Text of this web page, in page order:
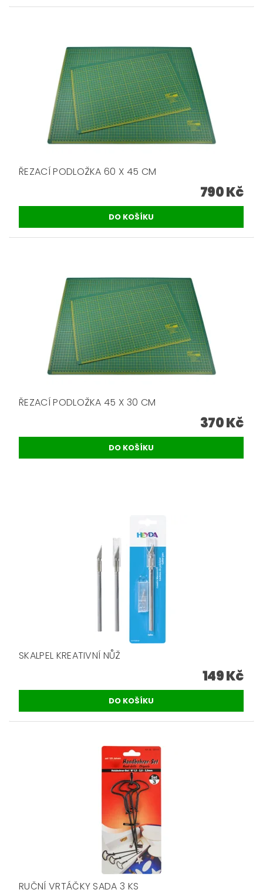
ŘEZACÍ PODLOŽKA 60 X 45 CM
790 Kč
ŘEZACÍ PODLOŽKA 45 X 30 CM
370 Kč
SKALPEL KREATIVNÍ NŮŽ
149 Kč
RUČNÍ VRTÁČKY SADA 3 KS